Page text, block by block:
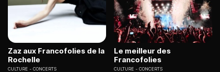
Zaz aux Francofolies de la
Rochelle
CULTURE CONCERTS
Le meilleur des
Francofolies
CULTURE CONCERTS